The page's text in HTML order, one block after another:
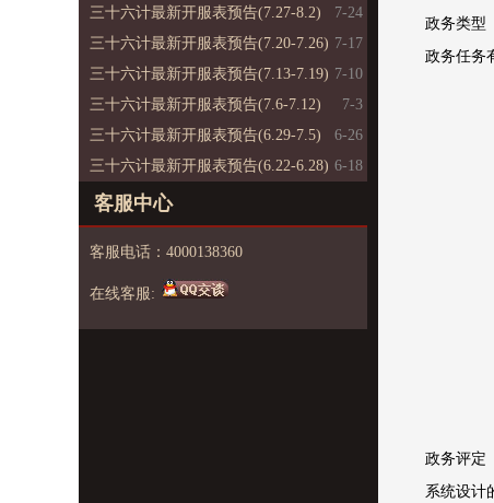
三十六计最新开服表预告(7.27-8.2)
7-24
三十六计最新开服表预告(7.20-7.26) 7-17
三十六计最新开服表预告(7.13-7.19) 7-10
三十六计最新开服表预告(7.6-7.12)
7-3
三十六计最新开服表预告(6.29-7.5)
6-26
三十六计最新开服表预告(6.22-6.28) 6-18
客服中心
客服电话：4000138360
在线客服:
政务类型
政务任务
政务评定
系统设计